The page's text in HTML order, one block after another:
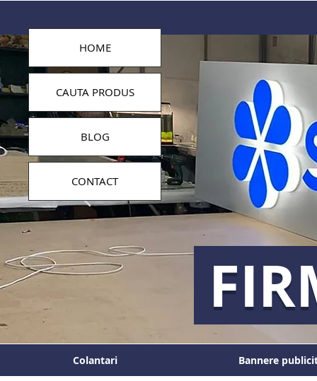
HOME
CAUTA PRODUS
BLOG
CONTACT
Colantari Bannere